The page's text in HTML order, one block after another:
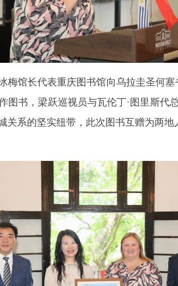
梅馆长代表重庆图书馆向乌拉圭圣何
书，梁跃巡视员与瓦伦丁·图里斯代
关系的坚实纽带，此次图书互赠为两